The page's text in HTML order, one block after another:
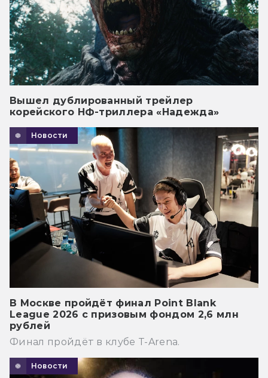
Вышел дублированный трейлер
корейского НФ-триллера «Надежда»
Новости
В Москве пройдёт финал Point Blank
League 2026 с призовым фондом 2,6 млн
рублей
Финал пройдёт в клубе T-Arena.
Новости